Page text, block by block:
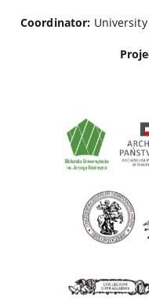
Coordinator: